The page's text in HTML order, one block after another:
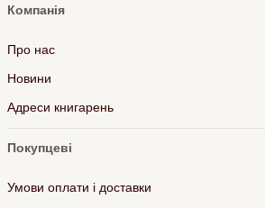
Компанія
Про нас
Новини
Адреси книгарень
Покупцеві
Умови оплати і доставки